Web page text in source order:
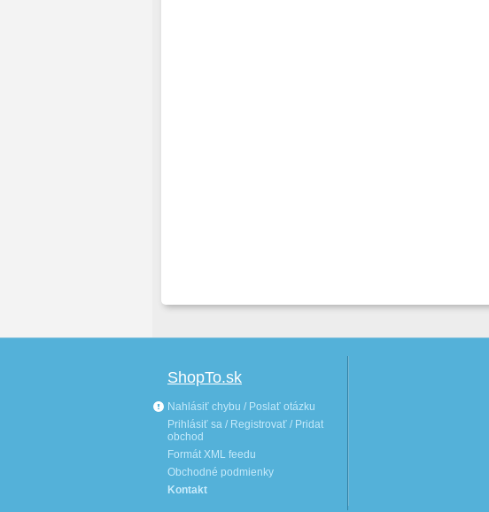
ShopTo.sk
Nahlásiť chybu / Poslať otázku
Prihlásiť sa / Registrovať / Pridat
obchod
Formát XML feedu
Obchodné podmienky
Kontakt